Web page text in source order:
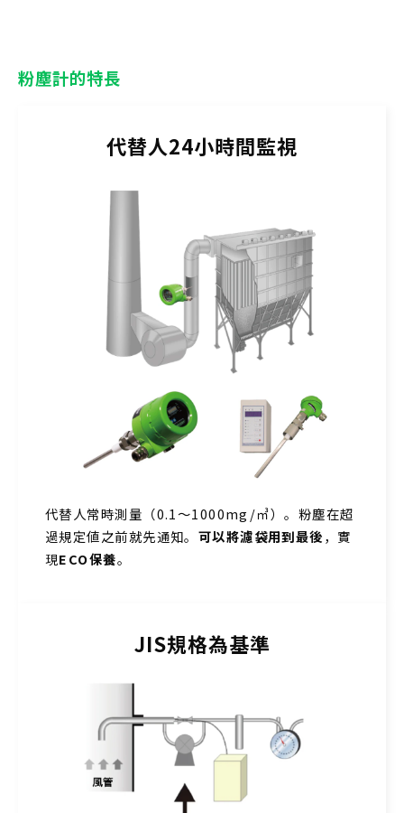
粉塵計的特長
代替人24小時間監視
代替人常時測量（0.1～1000mg/㎥）。粉塵在超
過規定値之前就先通知。 可以將濾袋用到最後，實
現ECO保養。
JIS規格為基準